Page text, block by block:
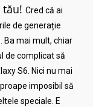
Cred că ai
de generație
Ba mai mult, chiar
de complicat să
S6. Nici nu mai
imposibil să
speciale. E